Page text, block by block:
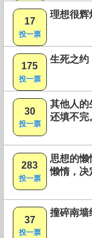
17
投一票
理想很辉
175
投一票
生死之约
30
投一票
其他人的
还填不完
283
投一票
思想的懒
懒惰，决
37
投一票
撞碎南墙